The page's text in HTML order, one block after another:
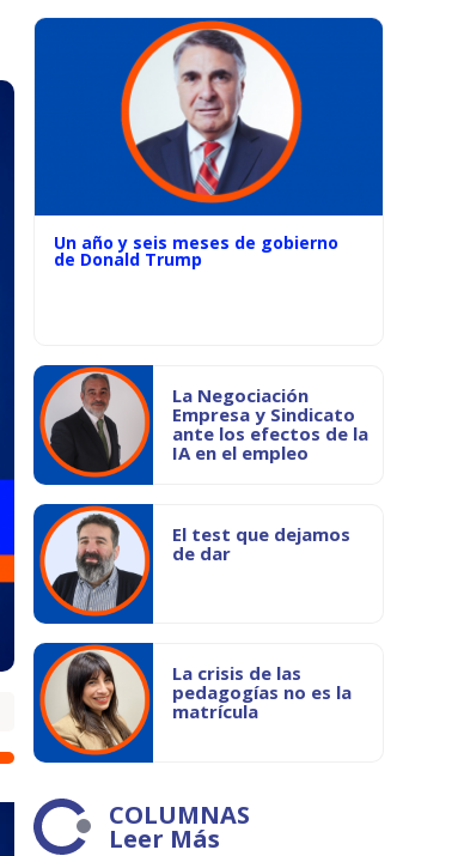
Un año y seis meses de gobierno
de Donald Trump
La Negociación
Empresa y Sindicato
ante los efectos de la
IA en el empleo
El test que dejamos
de dar
La crisis de las
pedagogías no es la
matrícula
COLUMNAS
Leer Más